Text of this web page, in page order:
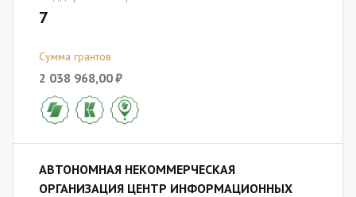
7
Сумма грантов
2 038 968,00 ₽
АВТОНОМНАЯ НЕКОММЕРЧЕСКАЯ
ОРГАНИЗАЦИЯ ЦЕНТР ИНФОРМАЦИОННЫХ